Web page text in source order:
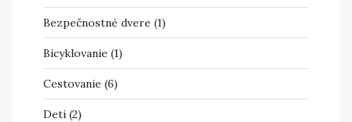
Bezpečnostné dvere (1)
Bicyklovanie (1)
Cestovanie (6)
Deti (2)